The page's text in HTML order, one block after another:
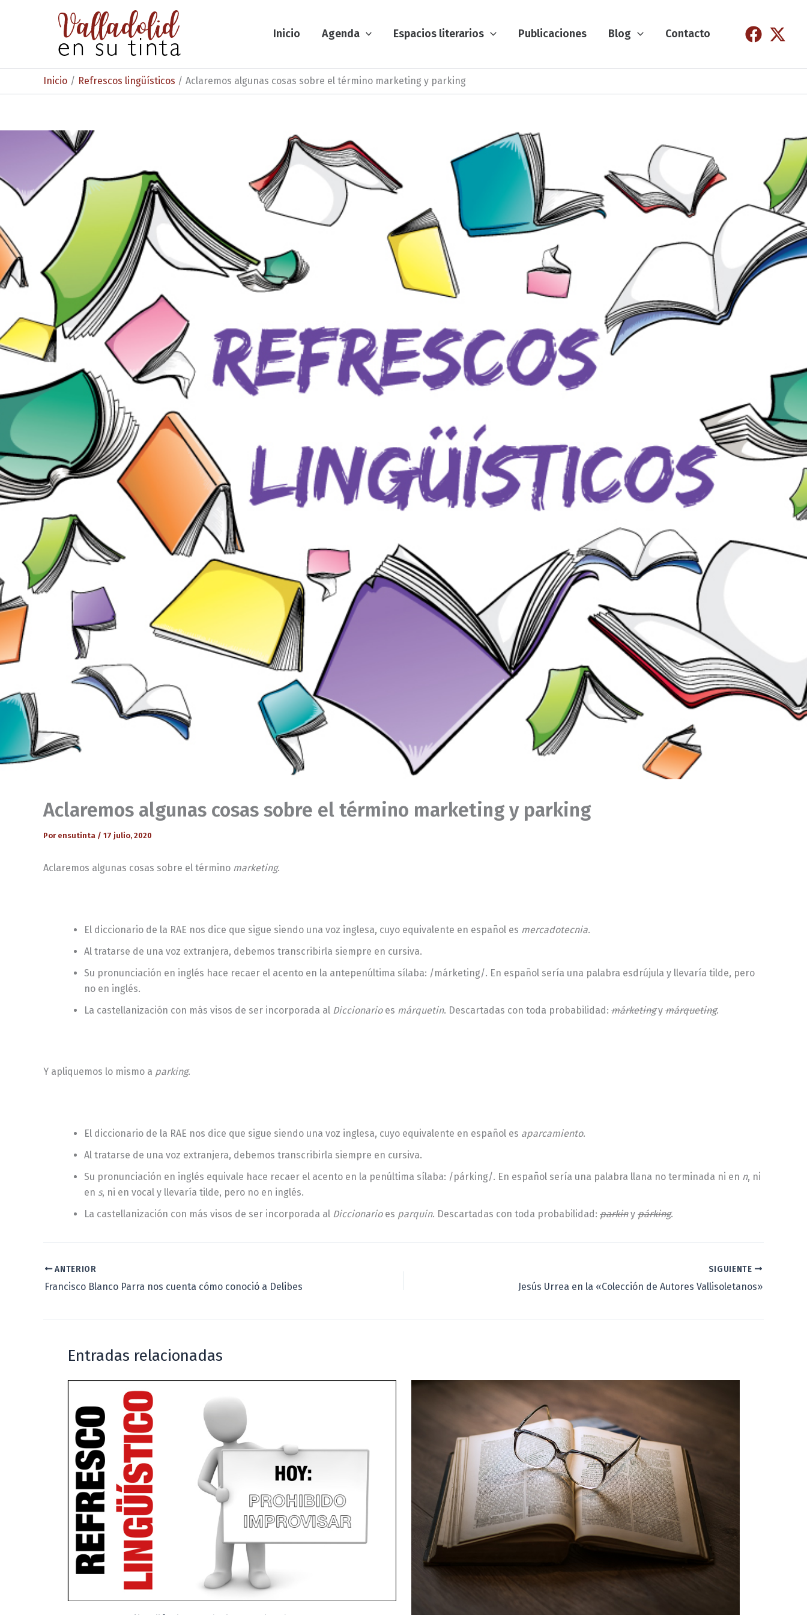
Inicio Agenda Espacios literarios Publicaciones Blog Contacto
Inicio Refrescos lingüísticos Aclaremos algunas cosas sobre el término marketing y parking
Aclaremos algunas cosas sobre el término marketing y parking
Por ensutinta / 17 julio, 2020
Aclaremos algunas cosas sobre el término marketing.
El diccionario de la RAE nos dice que sigue siendo una voz inglesa, cuyo equivalente en español es mercadotecnia.
Al tratarse de una voz extranjera, debemos transcribirla siempre en cursiva.
Su pronunciación en inglés hace recaer el acento en la antepenúltima sílaba: /márketing/. En español sería una palabra esdrújula y llevaría tilde, pero
no en inglés.
La castellanización con más visos de ser incorporada al Diccionarioes márquetin. Descartadas con toda probabilidad: márketingy márqueting.
Y apliquemos lo mismo a parking.
El diccionario de la RAE nos dice que sigue siendo una voz inglesa, cuyo equivalente en español es aparcamiento.
Al tratarse de una voz extranjera, debemos transcribirla siempre en cursiva.
Su pronunciación en inglés equivale hace recaer el acento en la penúltima sílaba: /párking/. En español sería una palabra llana no terminada ni en n, ni
en s, ni en vocal y llevaría tilde, pero no en inglés.
La castellanización con más visos de ser incorporada al Diccionarioes parquin. Descartadas con toda probabilidad: parkiny párking.
ANTERIOR
Francisco Blanco Parra nos cuenta cómo conoció a Delibes
SIGUIENTE
Jesús Urrea en la «Colección de Autores Vallisoletanos»
Entradas relacionadas